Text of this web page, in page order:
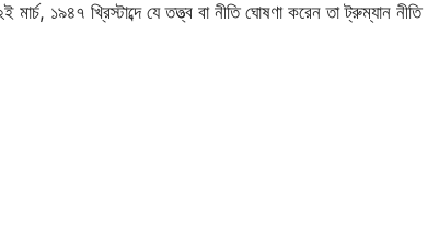
১৯৪৭ খ্রিস্টাব্দে যে তত্ত্ব বা নীতি ঘোষণা করেন তা ট্রুম্যান নীতি